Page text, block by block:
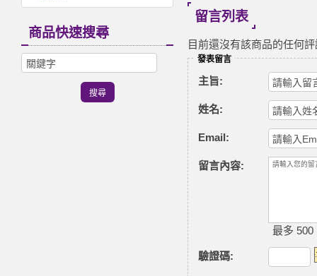
商品快速搜尋
留言列表
目前還沒有該商品的任何
發表留言
主旨:
姓名:
Email:
留言內容:
最多 500
驗證碼: